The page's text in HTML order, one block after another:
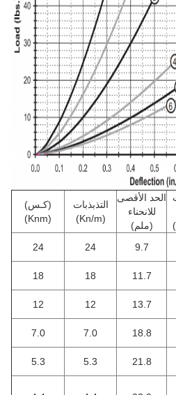
الحد الأقصى
للانحناء
(ملم)
التذبذبات
(كـس)
9.7
24
24
11.7
18
18
13.7
12
12
18.8
7.0
7.0
21.8
5.3
5.3